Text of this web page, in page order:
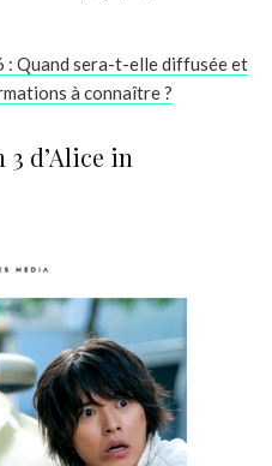
: Quand sera-t-elle diffusée et
à connaître ?
d’Alice in